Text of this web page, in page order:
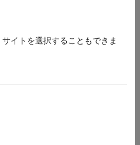
イトを選択することもできま